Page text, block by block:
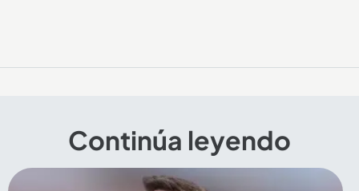
Continúa leyendo